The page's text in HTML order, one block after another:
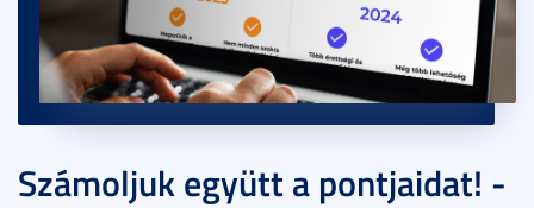
Számoljuk együtt a pontjaidat! -